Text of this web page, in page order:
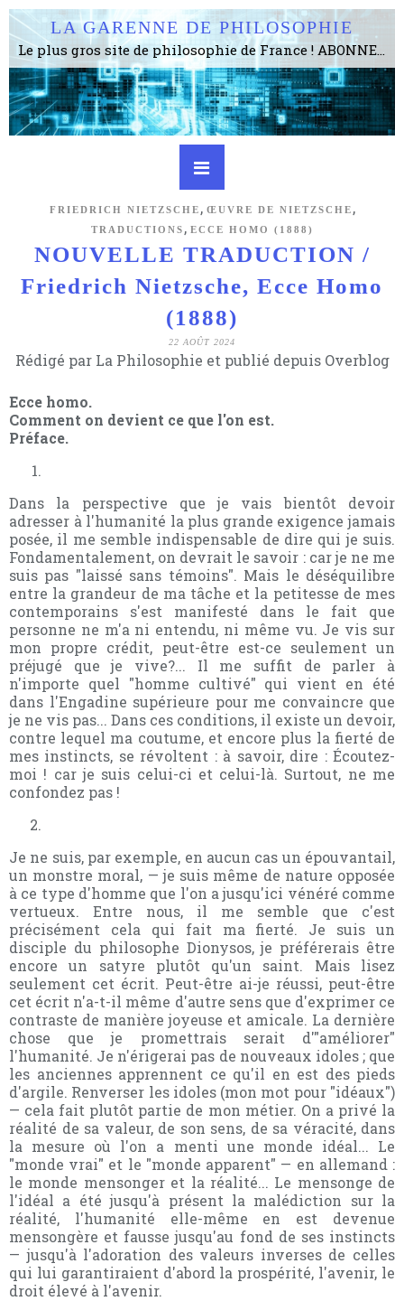
LA GARENNE DE PHILOSOPHIE
Le plus gros site de philosophie de France ! ABONNEZ-VOUS ! 4115 Articles, 1634 abonné·e·s, depuis 2006 . . . . . . . . 2 852 214 pages vues jusqu'à présent. Prestance et être apte à un plus grand nombre de choses.
FRIEDRICH NIETZSCHE , ŒUVRE DE NIETZSCHE ,
TRADUCTIONS , ECCE HOMO (1888)
NOUVELLE TRADUCTION /
Friedrich Nietzsche, Ecce Homo
(1888)
22 AOÛT 2024
Rédigé par La Philosophie et publié depuis Overblog
Ecce homo.
Comment on devient ce que l'on est.
Préface.
Dans la perspective que je vais bientôt devoir
adresser à l'humanité la plus grande exigence jamais
posée, il me semble indispensable de dire qui je suis.
Fondamentalement, on devrait le savoir : car je ne me
suis pas "laissé sans témoins". Mais le déséquilibre
entre la grandeur de ma tâche et la petitesse de mes
contemporains s'est manifesté dans le fait que
personne ne m'a ni entendu, ni même vu. Je vis sur
mon propre crédit, peut-être est-ce seulement un
préjugé que je vive?... Il me suffit de parler à
n'importe quel "homme cultivé" qui vient en été
dans l'Engadine supérieure pour me convaincre que
je ne vis pas... Dans ces conditions, il existe un devoir,
contre lequel ma coutume, et encore plus la fierté de
mes instincts, se révoltent : à savoir, dire : Écoutez-
moi ! car je suis celui-ci et celui-là. Surtout, ne me
confondez pas !
Je ne suis, par exemple, en aucun cas un épouvantail,
un monstre moral, — je suis même de nature opposée
à ce type d'homme que l'on a jusqu'ici vénéré comme
vertueux. Entre nous, il me semble que c'est
précisément cela qui fait ma fierté. Je suis un
disciple du philosophe Dionysos, je préférerais être
encore un satyre plutôt qu'un saint. Mais lisez
seulement cet écrit. Peut-être ai-je réussi, peut-être
cet écrit n'a-t-il même d'autre sens que d'exprimer ce
contraste de manière joyeuse et amicale. La dernière
chose que je promettrais serait d'"améliorer"
l'humanité. Je n'érigerai pas de nouveaux idoles ; que
les anciennes apprennent ce qu'il en est des pieds
d'argile. Renverser les idoles (mon mot pour "idéaux")
— cela fait plutôt partie de mon métier. On a privé la
réalité de sa valeur, de son sens, de sa véracité, dans
la mesure où l'on a menti une monde idéal... Le
"monde vrai" et le "monde apparent" — en allemand :
le monde mensonger et la réalité... Le mensonge de
l'idéal a été jusqu'à présent la malédiction sur la
réalité, l'humanité elle-même en est devenue
mensongère et fausse jusqu'au fond de ses instincts
— jusqu'à l'adoration des valeurs inverses de celles
qui lui garantiraient d'abord la prospérité, l'avenir, le
droit élevé à l'avenir.